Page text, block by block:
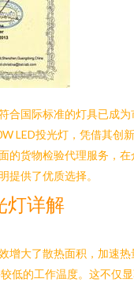
合国际标准的灯具已成为
LED投光灯，凭借其创
的货物检验代理服务，在
提供了优质选择。
灯详解
增大了散热面积，加速热
低的工作温度。这不仅